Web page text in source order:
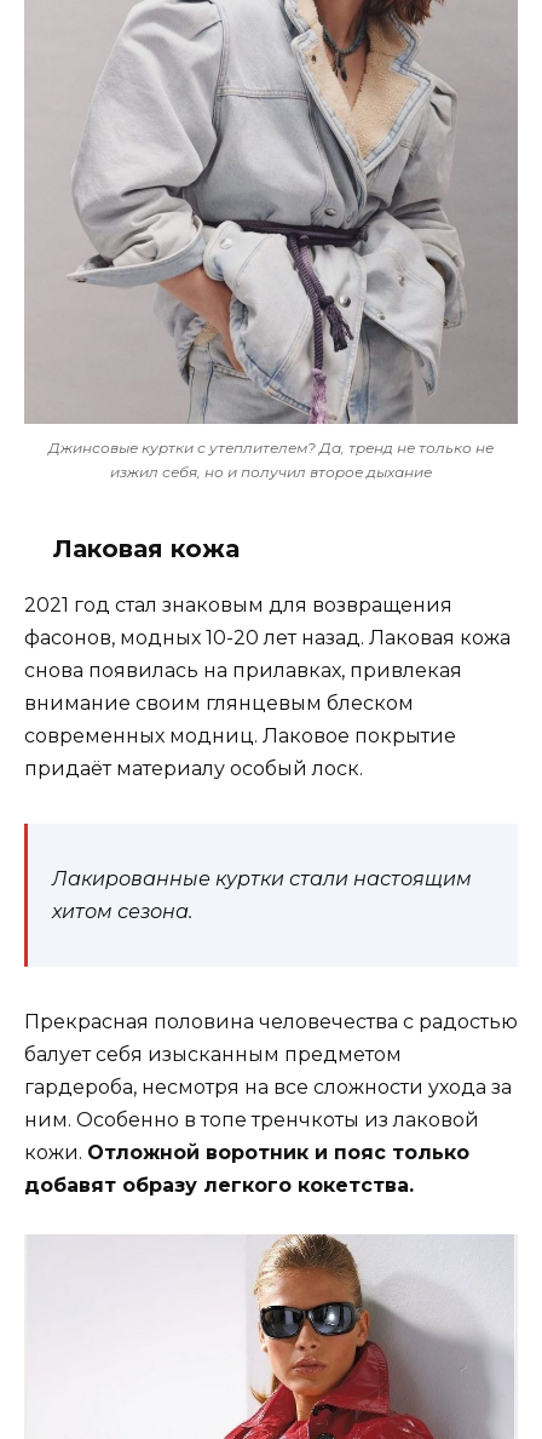
Джинсовые куртки с утеплителем? Да, тренд не только не
изжил себя, но и получил второе дыхание
Лаковая кожа
2021 год стал знаковым для возвращения
фасонов, модных 10-20 лет назад. Лаковая кожа
снова появилась на прилавках, привлекая
внимание своим глянцевым блеском
современных модниц. Лаковое покрытие
придаёт материалу особый лоск.
Лакированные куртки стали настоящим
хитом сезона.
Прекрасная половина человечества с радостью
балует себя изысканным предметом
гардероба, несмотря на все сложности ухода за
ним. Особенно в топе тренчкоты из лаковой
кожи. Отложной воротник и пояс только
добавят образу легкого кокетства.